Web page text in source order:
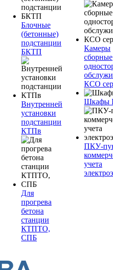
Блочные
(бетонные)
подстанции
БКТП
Внутренней
установки
подстанции
КТПв
Для
прогрева
бетона
станции
КТПТО,
СПБ
Камеры
сборные
КСО
Шкафы
ПКУ-
учета